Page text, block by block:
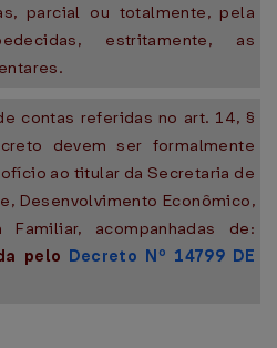
parcial ou totalmente, pela
estritamente, as
contas referidas no art. 14, §
devem ser formalmente
ao titular da Secretaria de
Desenvolvimento Econômico,
acompanhadas de:
pelo Decreto Nº 14799 DE